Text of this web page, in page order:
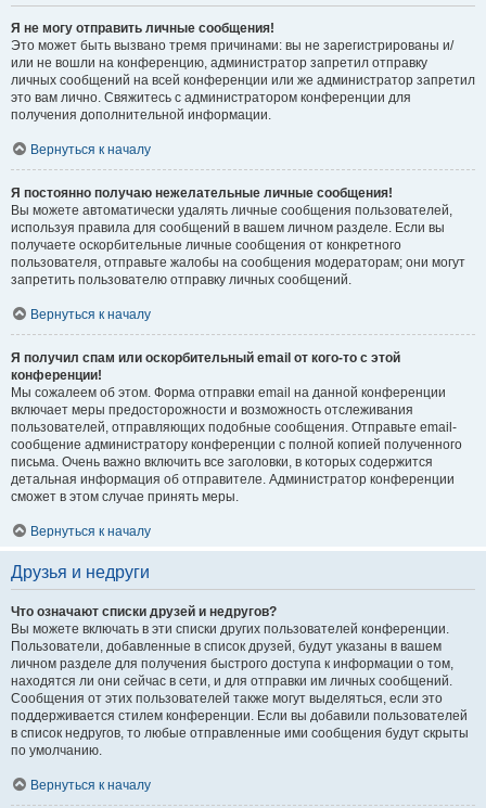
Я не могу отправить личные сообщения!
Это может быть вызвано тремя причинами: вы не зарегистрированы и/
или не вошли на конференцию, администратор запретил отправку
личных сообщений на всей конференции или же администратор запретил
это вам лично. Свяжитесь с администратором конференции для
получения дополнительной информации.
Вернуться к началу
Я постоянно получаю нежелательные личные сообщения!
Вы можете автоматически удалять личные сообщения пользователей,
используя правила для сообщений в вашем личном разделе. Если вы
получаете оскорбительные личные сообщения от конкретного
пользователя, отправьте жалобы на сообщения модераторам; они могут
запретить пользователю отправку личных сообщений.
Вернуться к началу
Я получил спам или оскорбительный email от кого-то с этой
конференции!
Мы сожалеем об этом. Форма отправки email на данной конференции
включает меры предосторожности и возможность отслеживания
пользователей, отправляющих подобные сообщения. Отправьте email-
сообщение администратору конференции с полной копией полученного
письма. Очень важно включить все заголовки, в которых содержится
детальная информация об отправителе. Администратор конференции
сможет в этом случае принять меры.
Вернуться к началу
Друзья и недруги
Что означают списки друзей и недругов?
Вы можете включать в эти списки других пользователей конференции.
Пользователи, добавленные в список друзей, будут указаны в вашем
личном разделе для получения быстрого доступа к информации о том,
находятся ли они сейчас в сети, и для отправки им личных сообщений.
Сообщения от этих пользователей также могут выделяться, если это
поддерживается стилем конференции. Если вы добавили пользователей
в список недругов, то любые отправленные ими сообщения будут скрыты
по умолчанию.
Вернуться к началу